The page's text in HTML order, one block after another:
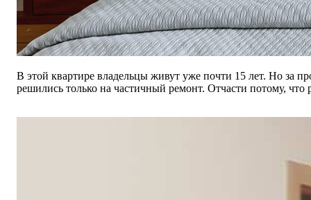
В этой квартире владельцы живут уже почти 15 лет. Но за
решились только на частичный ремонт. Отчасти потому,